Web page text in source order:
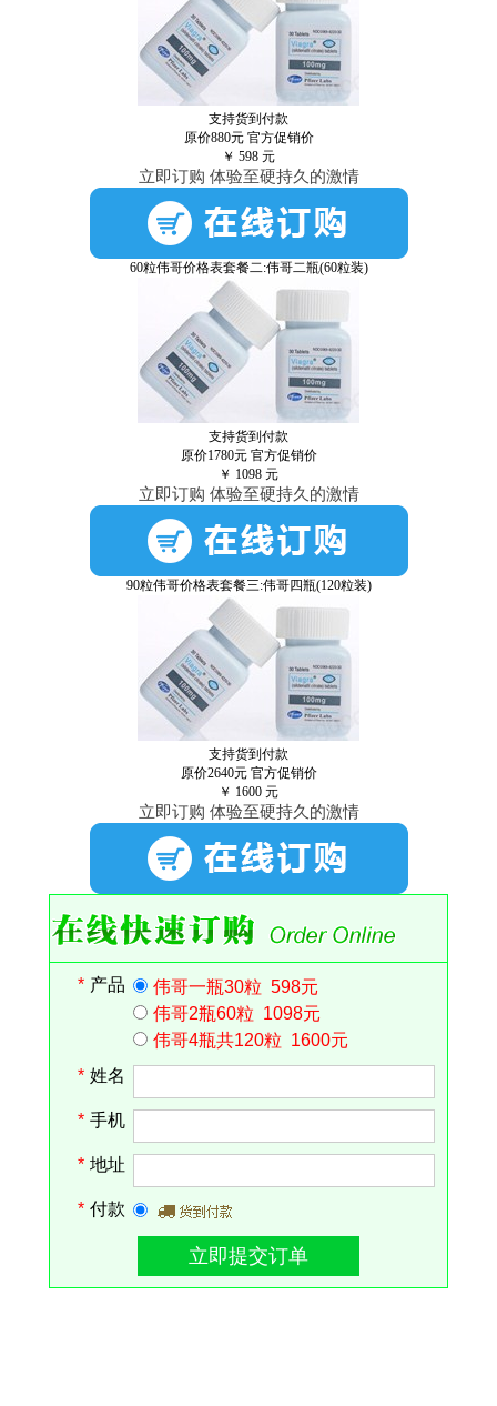
支持货到付款
原价880元 官方促销价
￥ 598 元
立即订购 体验至硬持久的激情
60粒伟哥价格表套餐二:伟哥二瓶(60粒装)
支持货到付款
原价1780元 官方促销价
￥ 1098 元
立即订购 体验至硬持久的激情
90粒伟哥价格表套餐三:伟哥四瓶(120粒装)
支持货到付款
原价2640元 官方促销价
￥ 1600 元
立即订购 体验至硬持久的激情